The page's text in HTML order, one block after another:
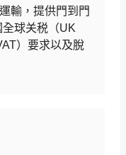
輸，提供門到門
全球关税（UK
）要求以及脫